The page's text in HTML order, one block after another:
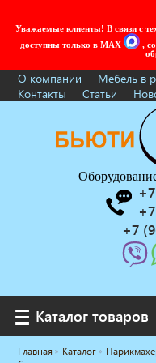
Уважаемые клиенты! В связи с
доступны только в MAX
,
О компании Мебель в
Контакты
Статьи
+7
Каталог товаров
Каталог товаров
Главная Каталог